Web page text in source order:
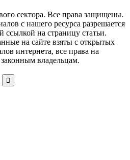
сектора. Все права защищены.
с нашего ресурса разрешается
ссылкой на страницу статьи.
на сайте взяты с открытых
интернета, все права на
владельцам.